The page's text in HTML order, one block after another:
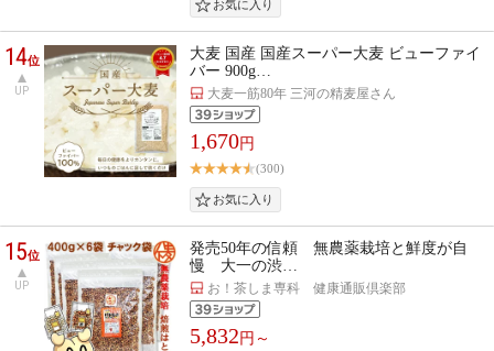
14位
UP
大麦 国産 国産スーパー大麦 ビューファイ
バー 900g…
大麦一筋80年 三河の精麦屋さん
1,670円
(300)
15位
UP
発売50年の信頼 無農薬栽培と鮮度が自
慢 大一の渋…
お！茶しま専科 健康通販倶楽部
5,832 円～